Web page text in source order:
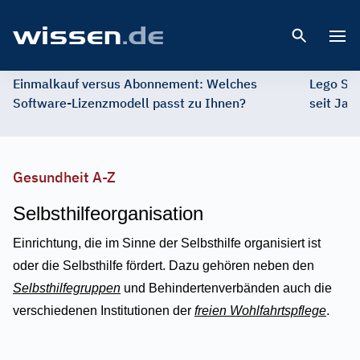
Einmalkauf versus Abonnement: Welches
Software-Lizenzmodell passt zu Ihnen?
Lego
seit
Gesundheit A-Z
Selbsthilfeorganisation
Einrichtung, die im Sinne der Selbsthilfe organisiert ist
oder die Selbsthilfe fördert. Dazu gehören neben den
Selbsthilfegruppen und Behindertenverbänden auch die
verschiedenen Institutionen der freien Wohlfahrtspflege.